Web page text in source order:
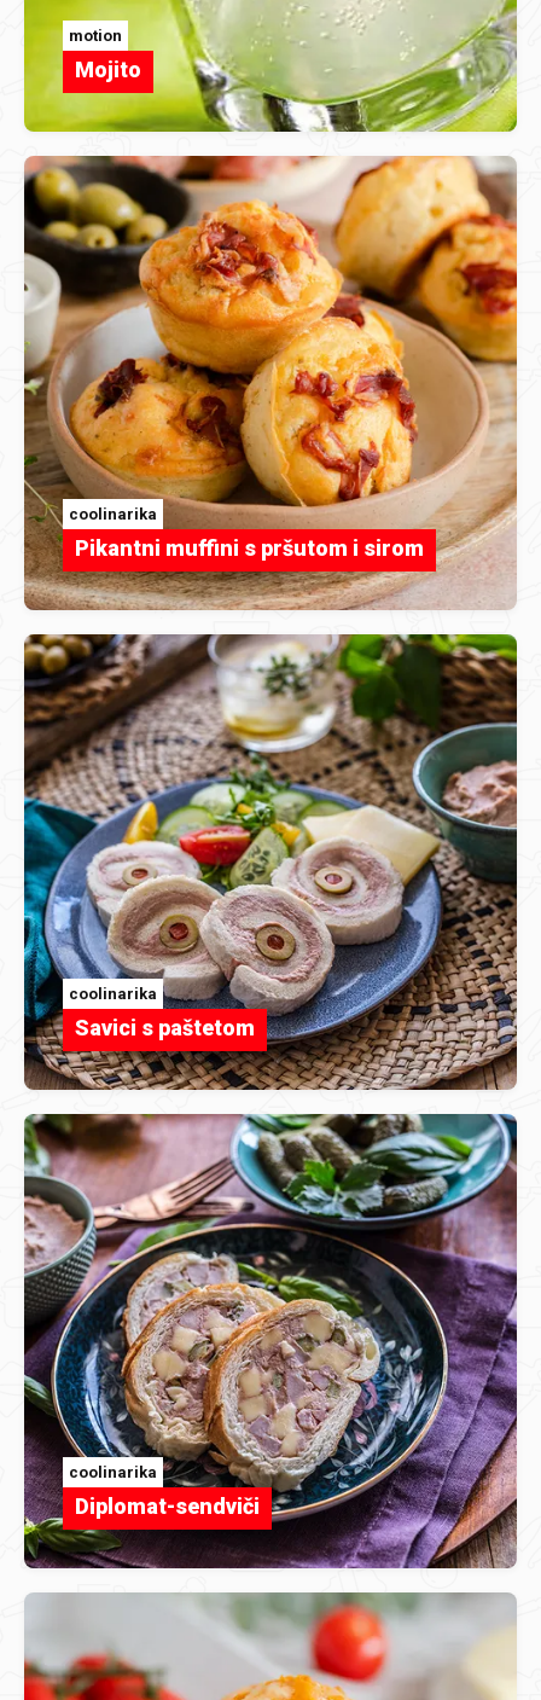
motion
Mojito
coolinarika
Pikantni muffini s pršutom i sirom
coolinarika
Savici s paštetom
coolinarika
Diplomat-sendviči